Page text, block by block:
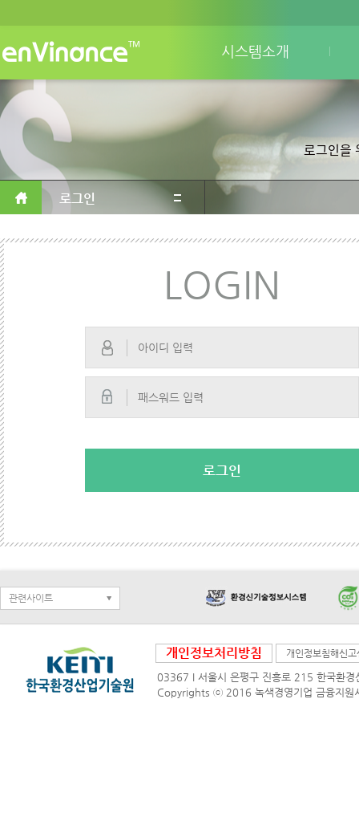
시스템소개
로그인을
로그인
LOGIN
로그인
관련사이트
개인정보처리방침 개인정보침해신고
03367 I 서울시 은평구 진흥로 215 한국환
Copyrights ⓒ 2016 녹색경영기업 금융지